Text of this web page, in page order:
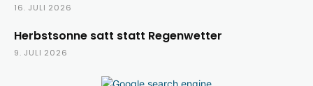
16. JULI 2026
Herbstsonne satt statt Regenwetter
9. JULI 2026